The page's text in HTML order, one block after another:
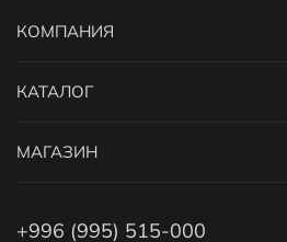
КОМПАНИЯ
КАТАЛОГ
МАГАЗИН
+996 (995) 515-000